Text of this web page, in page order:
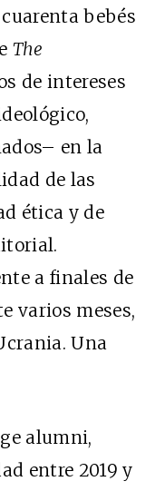
bebés
The
de intereses
en la
de las
ética y de
a finales de
varios meses,
Una
alumni,
entre 2019 y